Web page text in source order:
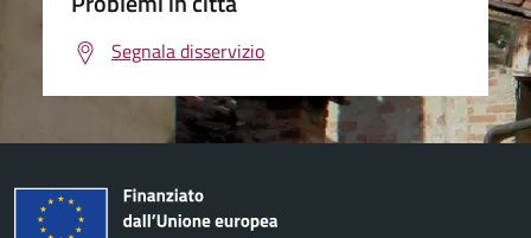
Segnala disservizio